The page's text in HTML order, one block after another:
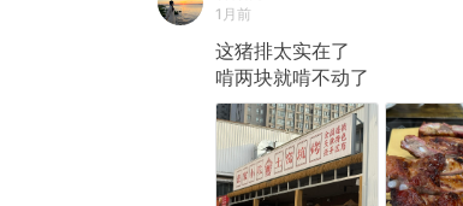
1月前
这猪排太实在了
啃两块就啃不动了